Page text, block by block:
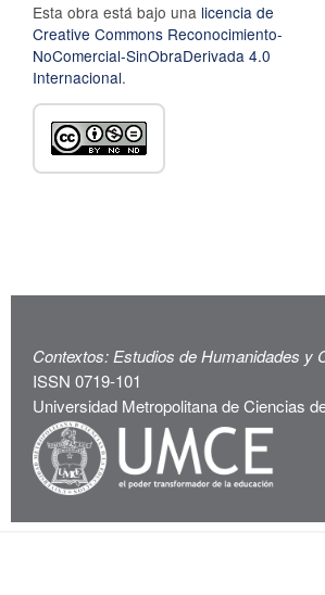
Esta obra está bajo una licencia de
Creative Commons Reconocimiento-
NoComercial-SinObraDerivada 4.0
Internacional.
Contextos: Estudios de Humanidades y
ISSN 0719-101
Universidad Metropolitana de Ciencias